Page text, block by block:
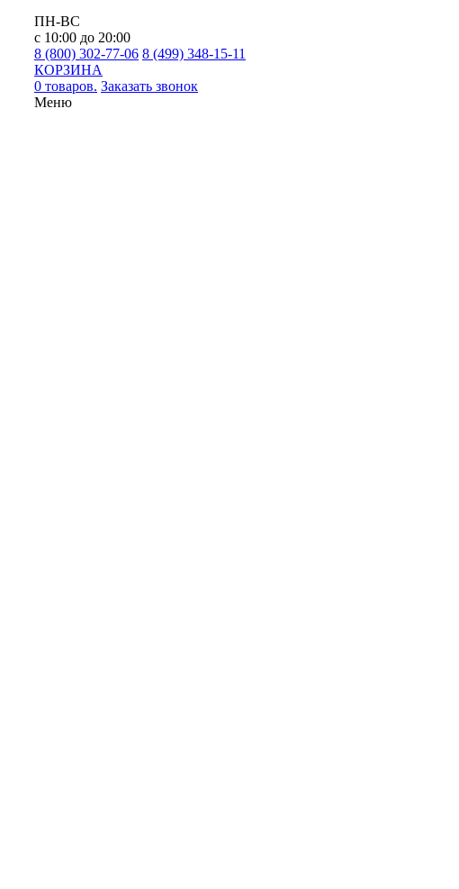
ПН-ВС
с 10:00 до 20:00
8 (800) 302-77-06 8 (499) 348-15-11
КОРЗИНА
0 товаров. Заказать звонок
Меню